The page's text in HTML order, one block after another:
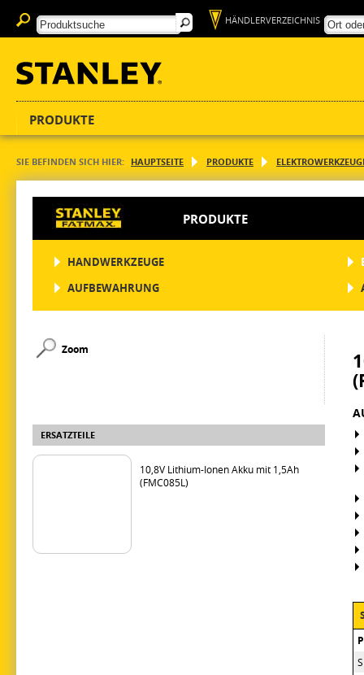
HÄNDLERVERZEICHNIS
PRODUKTE
SIE BEFINDEN SICH HIER: HAUPTSEITE PRODUKTE
PRODUKTE
HANDWERKZEUGE
AUFBEWAHRUNG
Zoom
ERSATZTEILE
10,8V Lithium-Ionen Akku mit 1,5Ah
(FMC085L)